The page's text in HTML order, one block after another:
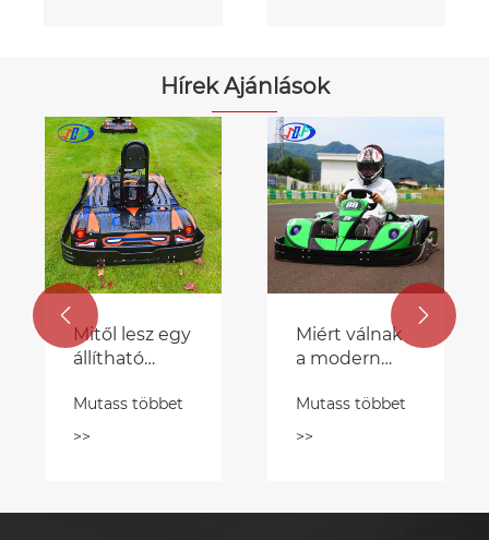
Hírek Ajánlások
Mitől lesz egy
állítható
beltéri gokart
a legjobb
Mutass többet
>>
Miért válnak
a modern
első számú
választásává
Mutass többet
>>
 